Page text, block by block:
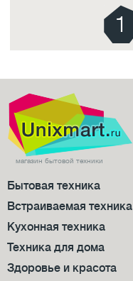
1
магазин бытовой техники
Бытовая техника
Встраиваемая техника
Кухонная техника
Техника для дома
Здоровье и красота